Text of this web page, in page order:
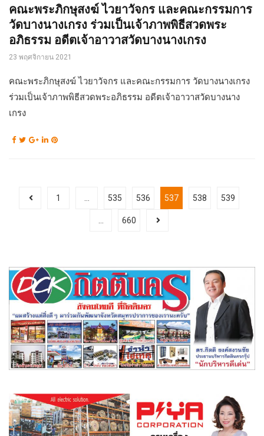
คณะพระภิกษุสงฆ์ ไวยาวัจกร และคณะกรรมการ
วัดบางนางเกรง ร่วมเป็นเจ้าภาพพิธีสวดพระ
อภิธรรม อดีตเจ้าอาวาสวัดบางนางเกรง
23 พฤศจิกายน 2021
คณะพระภิกษุสงฆ์ ไวยาวัจกร และคณะกรรมการ วัดบางนางเกรง
ร่วมเป็นเจ้าภาพพิธีสวดพระอภิธรรม อดีตเจ้าอาวาสวัดบางนาง
เกรง
1 535 536 537 538 539
660